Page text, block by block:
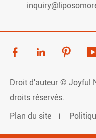
   
Droit d'auteur © Joyful
droits réservés.
Plan du site